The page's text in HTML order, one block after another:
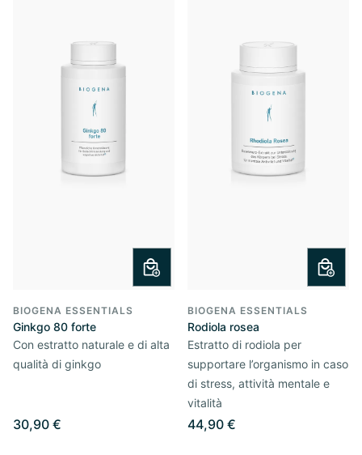
BIOGENA ESSENTIALS
Ginkgo 80 forte
Con estratto naturale e di alta
qualità di ginkgo
30,90 €
BIOGENA ESSENTIALS
Rodiola rosea
Estratto di rodiola per
supportare l’organismo in caso
di stress, attività mentale e
vitalità
44,90 €